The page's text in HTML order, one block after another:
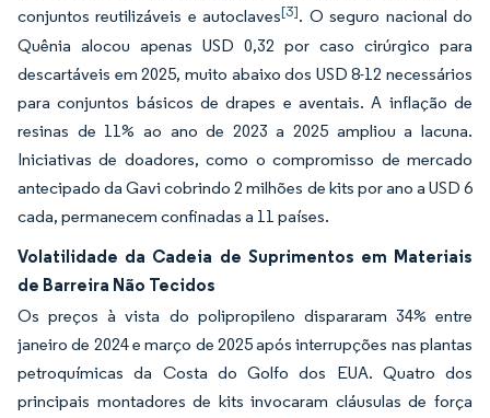
conjuntos reutilizáveis e autoclaves[3]. O seguro nacional do
Quênia alocou apenas USD 0,32 por caso cirúrgico para
descartáveis em 2025, muito abaixo dos USD 8-12 necessários
para conjuntos básicos de drapes e aventais. A inflação de
resinas de 11% ao ano de 2023 a 2025 ampliou a lacuna.
Iniciativas de doadores, como o compromisso de mercado
antecipado da Gavi cobrindo 2 milhões de kits por ano a USD 6
cada, permanecem confinadas a 11 países.
Volatilidade da Cadeia de Suprimentos em Materiais
de Barreira Não Tecidos
Os preços à vista do polipropileno dispararam 34% entre
janeiro de 2024 e março de 2025 após interrupções nas plantas
petroquímicas da Costa do Golfo dos EUA. Quatro dos
principais montadores de kits invocaram cláusulas de força